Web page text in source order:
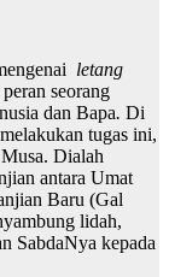
letang
seorang
dan Bapa. Di
tugas ini,
Dialah
antara Umat
Baru (Gal
lidah,
SabdaNya kepada